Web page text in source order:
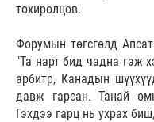
тохиролцов.
Форумын төгсгөлд
"Та нарт бид чадна гэж
арбитр, Канадын
давж гарсан. Танай
Гэхдээ гарц нь ухрах